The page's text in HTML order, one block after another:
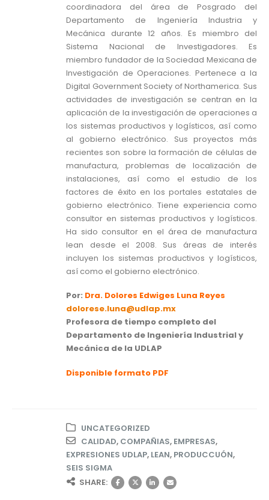
coordinadora del área de Posgrado del
Departamento de Ingeniería Industria y
Mecánica durante 12 años. Es miembro del
Sistema Nacional de Investigadores. Es
miembro fundador de la Sociedad Mexicana de
Investigación de Operaciones. Pertenece a la
Digital Government Society of Northamerica. Sus
actividades de investigación se centran en la
aplicación de la investigación de operaciones a
los sistemas productivos y logísticos, así como
al gobierno electrónico. Sus proyectos más
recientes son sobre la formación de células de
manufactura, problemas de localización de
instalaciones, así como el estudio de los
factores de éxito en los portales estatales de
gobierno electrónico. Tiene experiencia como
consultor en sistemas productivos y logísticos.
Ha sido consultor en el área de manufactura
lean desde el 2008. Sus áreas de interés
incluyen los sistemas productivos y logísticos,
así como el gobierno electrónico.
Por: Dra. Dolores Edwiges Luna Reyes
dolorese.luna@udlap.mx
Profesora de tiempo completo del
Departamento de Ingeniería Industrial y
Mecánica de la UDLAP
Disponible formato PDF
UNCATEGORIZED
CALIDAD, COMPAÑIAS, EMPRESAS,
EXPRESIONES UDLAP, LEAN, PRODUCCUÓN,
SEIS SIGMA
SHARE: